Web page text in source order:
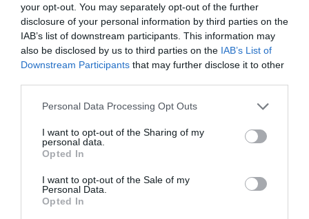
your opt-out. You may separately opt-out of the further
disclosure of your personal information by third parties on the
IAB’s list of downstream participants. This information may
also be disclosed by us to third parties on the IAB’s List of
Downstream Participants that may further disclose it to other
Please note that this website/app uses one or more Google
not limited to your visit or usage behaviour. You may click to
grant or deny consent to Google and its third-party tags to
use your data for below specified purposes in below Google
consent section.
Personal Data Processing Opt Outs
I want to opt-out of the Sharing of my
personal data.
Opted In
I want to opt-out of the Sale of my
Personal Data.
Opted In
ΕΛΛΑΔΑ